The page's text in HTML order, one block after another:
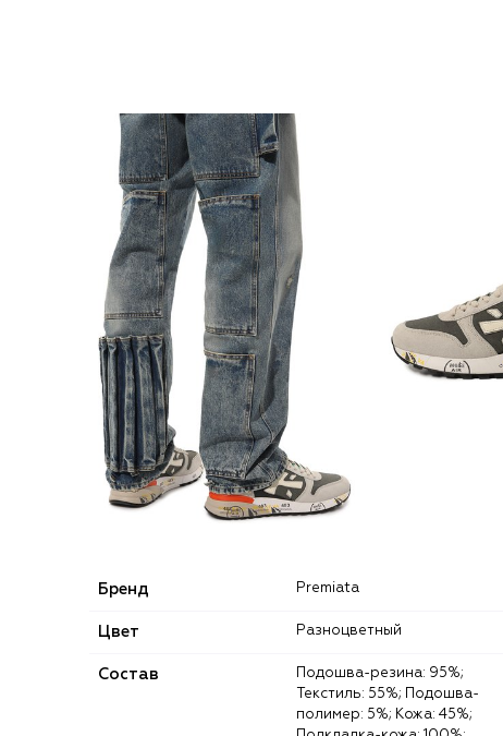
Бренд Premiata
Цвет Разноцветный
Состав
Текстиль: 55%; Подошва-
полимер: 5%; Кожа: 45%;